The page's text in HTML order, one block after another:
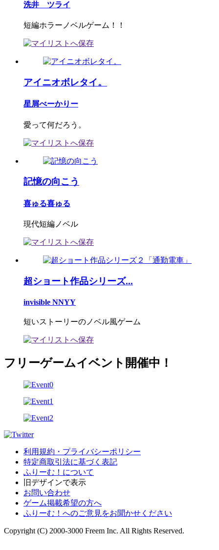
洗井 ツライ
短編ホラーノベルゲーム！！
アイニオボレタイ。
星屑べーかりー
愛って何だろう。
記憶の向こう
喜ゅる喜ゅる
現代短編ノベル
超ショート作品シリーズ...
invisible NNYY
短いストーリーのノベル風ゲーム
フリーゲームイベント開催中！
利用規約・プライバシーポリシー
特定商取引法に基づく表記
ふりーむ！について
旧デザインで表示
お問い合わせ
ゲーム掲載希望の方へ
ふりーむ！へのご意見をお聞かせください
Copyright (C) 2000-3000 Freem Inc. All Rights Reserved.